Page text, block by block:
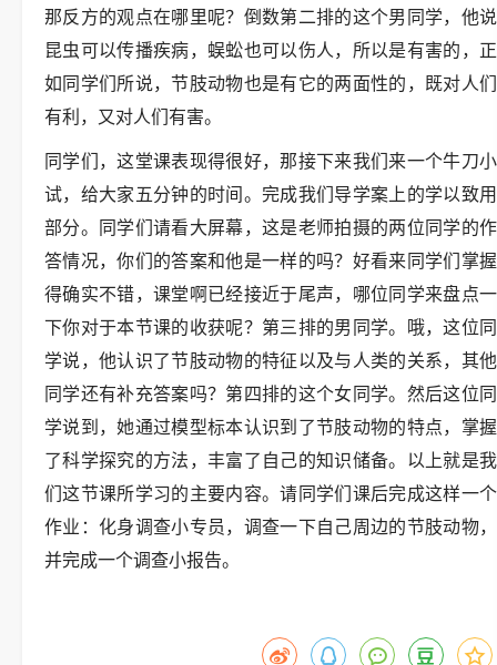
那反方的观点在哪里呢？倒数第二排的这个男同学，他说
昆虫可以传播疾病，蜈蚣也可以伤人，所以是有害的，正
如同学们所说，节肢动物也是有它的两面性的，既对人们
有利，又对人们有害。
同学们，这堂课表现得很好，那接下来我们来一个牛刀小
试，给大家五分钟的时间。完成我们导学案上的学以致用
部分。同学们请看大屏幕，这是老师拍摄的两位同学的作
答情况，你们的答案和他是一样的吗？好看来同学们掌握
得确实不错，课堂啊已经接近于尾声，哪位同学来盘点一
下你对于本节课的收获呢？第三排的男同学。哦，这位同
学说，他认识了节肢动物的特征以及与人类的关系，其他
同学还有补充答案吗？第四排的这个女同学。然后这位同
学说到，她通过模型标本认识到了节肢动物的特点，掌握
了科学探究的方法，丰富了自己的知识储备。以上就是我
们这节课所学习的主要内容。请同学们课后完成这样一个
作业：化身调查小专员，调查一下自己周边的节肢动物，
并完成一个调查小报告。